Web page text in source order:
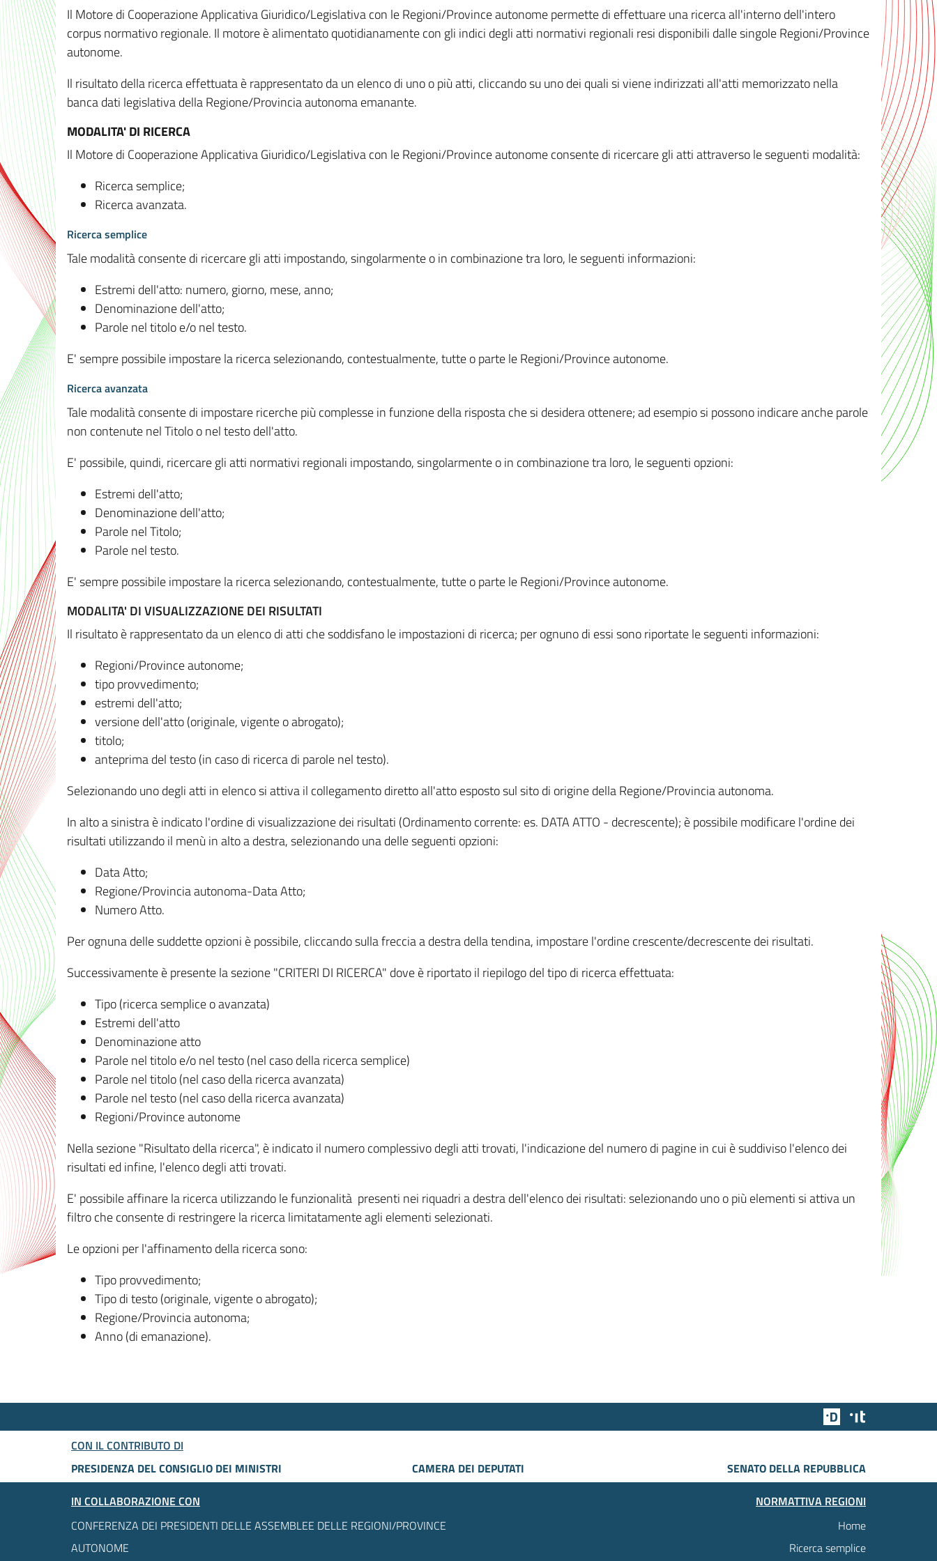
Il Motore di Cooperazione Applicativa Giuridico/Legislativa con le Regioni/Province autonome permette di effettuare una ricerca all'interno dell'intero
corpus normativo regionale. Il motore è alimentato quotidianamente con gli indici degli atti normativi regionali resi disponibili dalle singole Regioni/Province
autonome.
Il risultato della ricerca effettuata è rappresentato da un elenco di uno o più atti, cliccando su uno dei quali si viene indirizzati all'atti memorizzato nella
banca dati legislativa della Regione/Provincia autonoma emanante.
MODALITA' DI RICERCA
Il Motore di Cooperazione Applicativa Giuridico/Legislativa con le Regioni/Province autonome consente di ricercare gli atti attraverso le seguenti modalità:
Ricerca semplice;
Ricerca avanzata.
Ricerca semplice
Tale modalità consente di ricercare gli atti impostando, singolarmente o in combinazione tra loro, le seguenti informazioni:
Estremi dell'atto: numero, giorno, mese, anno;
Denominazione dell'atto;
Parole nel titolo e/o nel testo.
E' sempre possibile impostare la ricerca selezionando, contestualmente, tutte o parte le Regioni/Province autonome.
Ricerca avanzata
Tale modalità consente di impostare ricerche più complesse in funzione della risposta che si desidera ottenere; ad esempio si possono indicare anche parole
non contenute nel Titolo o nel testo dell'atto.
E' possibile, quindi, ricercare gli atti normativi regionali impostando, singolarmente o in combinazione tra loro, le seguenti opzioni:
Estremi dell'atto;
Denominazione dell'atto;
Parole nel Titolo;
Parole nel testo.
E' sempre possibile impostare la ricerca selezionando, contestualmente, tutte o parte le Regioni/Province autonome.
MODALITA' DI VISUALIZZAZIONE DEI RISULTATI
Il risultato è rappresentato da un elenco di atti che soddisfano le impostazioni di ricerca; per ognuno di essi sono riportate le seguenti informazioni:
Regioni/Province autonome;
tipo provvedimento;
estremi dell'atto;
versione dell'atto (originale, vigente o abrogato);
titolo;
anteprima del testo (in caso di ricerca di parole nel testo).
Selezionando uno degli atti in elenco si attiva il collegamento diretto all'atto esposto sul sito di origine della Regione/Provincia autonoma.
In alto a sinistra è indicato l'ordine di visualizzazione dei risultati (Ordinamento corrente: es. DATA ATTO - decrescente); è possibile modificare l'ordine dei
risultati utilizzando il menù in alto a destra, selezionando una delle seguenti opzioni:
Data Atto;
Regione/Provincia autonoma-Data Atto;
Numero Atto.
Per ognuna delle suddette opzioni è possibile, cliccando sulla freccia a destra della tendina, impostare l'ordine crescente/decrescente dei risultati.
Successivamente è presente la sezione "CRITERI DI RICERCA" dove è riportato il riepilogo del tipo di ricerca effettuata:
Tipo (ricerca semplice o avanzata)
Estremi dell'atto
Denominazione atto
Parole nel titolo e/o nel testo (nel caso della ricerca semplice)
Parole nel titolo (nel caso della ricerca avanzata)
Parole nel testo (nel caso della ricerca avanzata)
Regioni/Province autonome
Nella sezione "Risultato della ricerca", è indicato il numero complessivo degli atti trovati, l'indicazione del numero di pagine in cui è suddiviso l'elenco dei
risultati ed infine, l'elenco degli atti trovati.
E' possibile affinare la ricerca utilizzando le funzionalità presenti nei riquadri a destra dell'elenco dei risultati: selezionando uno o più elementi si attiva un
filtro che consente di restringere la ricerca limitatamente agli elementi selezionati.
Le opzioni per l'affinamento della ricerca sono:
Tipo provvedimento;
Tipo di testo (originale, vigente o abrogato);
Regione/Provincia autonoma;
Anno (di emanazione).
Team Digitale
CON IL CONTRIBUTO DI
PRESIDENZA DEL CONSIGLIO DEI MINISTRI
CAMERA DEI DEPUTATI
SENATO DELLA REPUBBLICA
IN COLLABORAZIONE CON
CONFERENZA DEI PRESIDENTI DELLE ASSEMBLEE DELLE REGIONI/PROVINCE
AUTONOME
NORMATTIVA REGIONI
Home
Ricerca semplice